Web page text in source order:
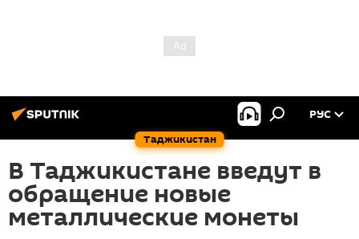
Таджикистан
РУС
В Таджикистане введут в
обращение новые
металлические монеты